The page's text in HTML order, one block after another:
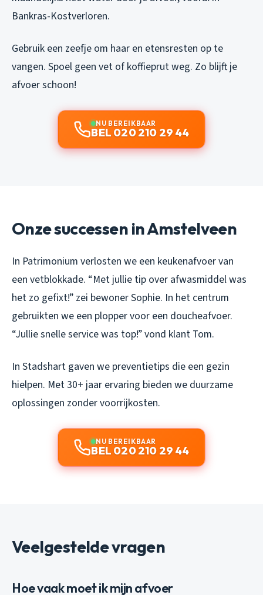
Bankras-Kostverloren.
Gebruik een zeefje om haar en etensresten op te
vangen. Spoel geen vet of koffieprut weg. Zo blijft je
afvoer schoon!
NU BEREIKBAAR
BEL 020 210 29 44
Onze successen in Amstelveen
In Patrimonium verlosten we een keukenafvoer van
een vetblokkade. “Met jullie tip over afwasmiddel was
het zo gefixt!” zei bewoner Sophie. In het centrum
gebruikten we een plopper voor een doucheafvoer.
“Jullie snelle service was top!” vond klant Tom.
In Stadshart gaven we preventietips die een gezin
hielpen. Met 30+ jaar ervaring bieden we duurzame
oplossingen zonder voorrijkosten.
NU BEREIKBAAR
BEL 020 210 29 44
Veelgestelde vragen
Hoe vaak moet ik mijn afvoer